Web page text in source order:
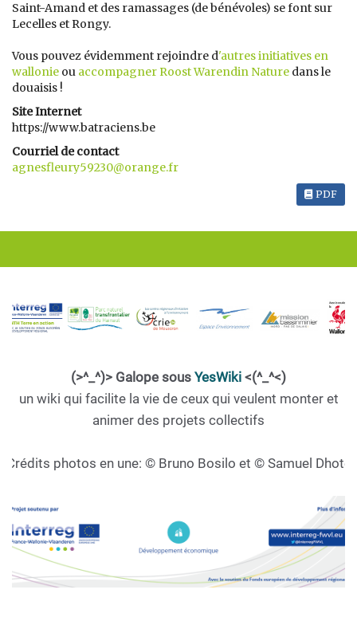
Saint-Amand et des ramassages (de bénévoles) se font sur
Lecelles et Rongy.
Vous pouvez évidemment rejoindre d'autres initiatives en
wallonie ou accompagner Roost Warendin Nature dans le
douaisis !
Site Internet
https://www.batraciens.be
Courriel de contact
agnesfleury59230@orange.fr
PDF